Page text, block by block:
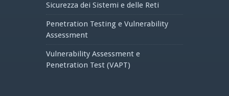
Sicurezza dei Sistemi e delle Reti
Penetration Testing e Vulnerability
Assessment
Vulnerability Assessment e
Penetration Test (VAPT)